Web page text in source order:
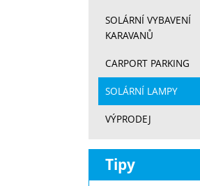
SOLÁRNÍ VYBAVENÍ
KARAVANŮ
CARPORT PARKING
SOLÁRNÍ LAMPY
VÝPRODEJ
Tipy